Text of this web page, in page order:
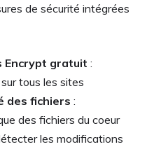
de sécurité intégrées
Encrypt gratuit :
tous les sites
des fichiers :
des fichiers du coeur
les modifications